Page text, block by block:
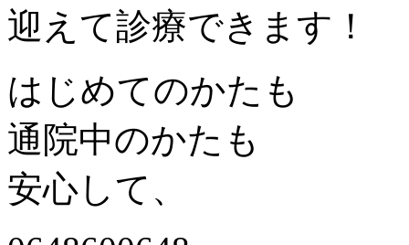
迎えて診療できます！
はじめてのかたも
通院中のかたも
安心して、